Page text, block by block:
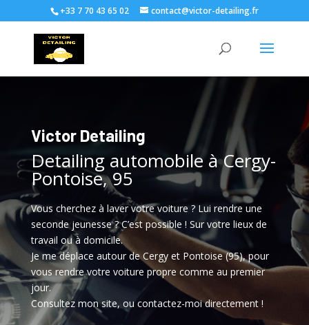
+33 7 70 43 65 02 contact@victor-detailing.fr
Victor Detailing
Detailing automobile à Cergy-
Pontoise, 95
Vous cherchez à laver votre voiture ? Lui rendre une
seconde jeunesse ? C’est possible ! Sur votre lieux de
travail ou à domicile.
Je me déplace autour de Cergy et Pontoise (95), pour
vous rendre votre voiture propre comme au premier
jour.
Consultez mon site, ou contactez-moi directement !